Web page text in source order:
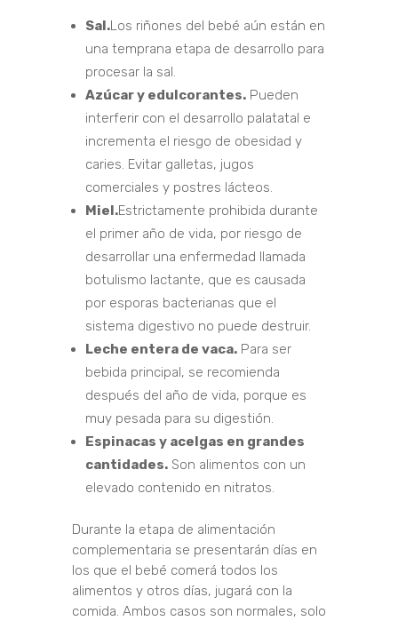
Sal.Los riñones del bebé aún están en
una temprana etapa de desarrollo para
procesar la sal.
Azúcar y edulcorantes.Pueden
interferir con el desarrollo palatatal e
incrementa el riesgo de obesidad y
caries. Evitar galletas, jugos
comerciales y postres lácteos.
Miel.Estrictamente prohibida durante
el primer año de vida, por riesgo de
desarrollar una enfermedad llamada
botulismo lactante, que es causada
por esporas bacterianas que el
sistema digestivo no puede destruir.
Leche entera de vaca.Para ser
bebida principal, se recomienda
después del año de vida, porque es
muy pesada para su digestión.
Espinacas y acelgas en grandes
cantidades.Son alimentos con un
elevado contenido en nitratos.
Durante la etapa de alimentación
complementaria se presentarán días en
los que el bebé comerá todos los
alimentos y otros días, jugará con la
comida. Ambos casos son normales, solo